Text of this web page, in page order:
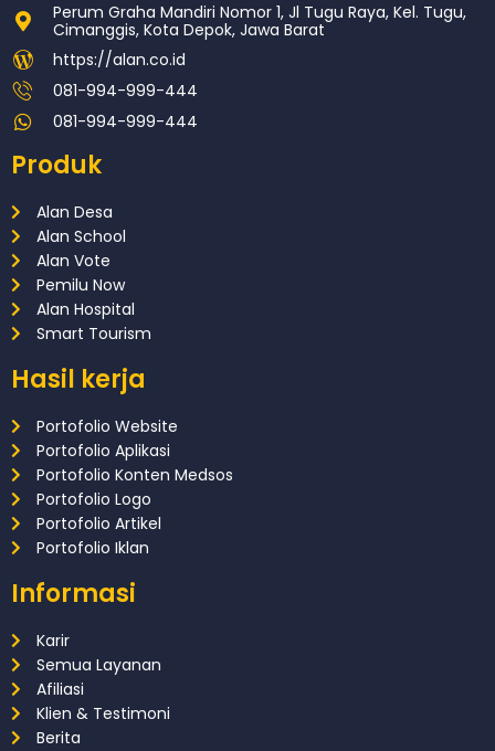
Perum Graha Mandiri Nomor 1, Jl Tugu Raya, Kel. Tugu,
Cimanggis, Kota Depok, Jawa Barat
https://alan.co.id
081-994-999-444
081-994-999-444
Produk
Alan Desa
Alan School
Alan Vote
Pemilu Now
Alan Hospital
Smart Tourism
Hasil kerja
Portofolio Website
Portofolio Aplikasi
Portofolio Konten Medsos
Portofolio Logo
Portofolio Artikel
Portofolio Iklan
Informasi
Karir
Semua Layanan
Afiliasi
Klien & Testimoni
Berita